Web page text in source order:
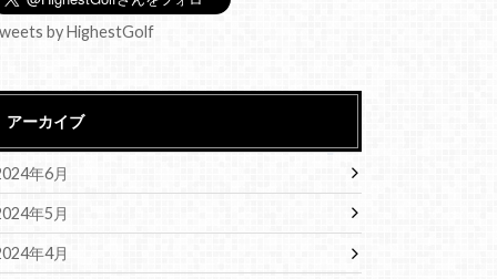
by HighestGolf
アーカイブ
年6月
年5月
年4月